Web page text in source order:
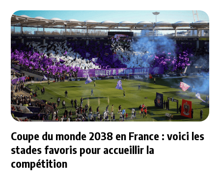
Coupe du monde 2038 en France : voici les
stades favoris pour accueillir la
compétition